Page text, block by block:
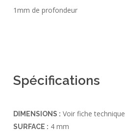
1mm de profondeur
Spécifications
DIMENSIONS : Voir fiche technique
SURFACE : 4 mm